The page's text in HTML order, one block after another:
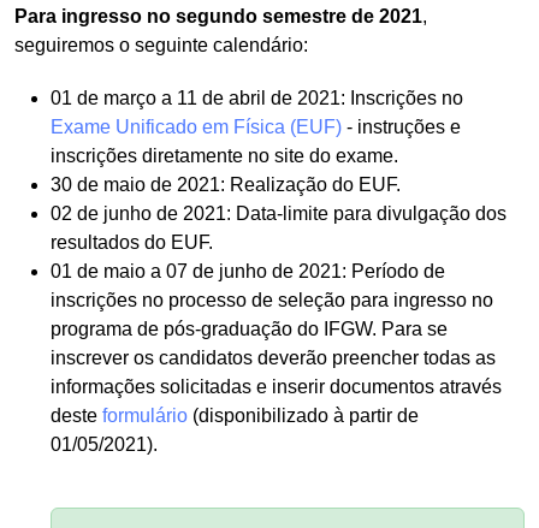
Para ingresso no segundo semestre de 2021,
seguiremos o seguinte calendário:
01 de março a 11 de abril de 2021: Inscrições no
Exame Unificado em Física (EUF) - instruções e
inscrições diretamente no site do exame.
30 de maio de 2021: Realização do EUF.
02 de junho de 2021: Data-limite para divulgação dos
resultados do EUF.
01 de maio a 07 de junho de 2021: Período de
inscrições no processo de seleção para ingresso no
programa de pós-graduação do IFGW. Para se
inscrever os candidatos deverão preencher todas as
informações solicitadas e inserir documentos através
deste formulário (disponibilizado à partir de
01/05/2021).